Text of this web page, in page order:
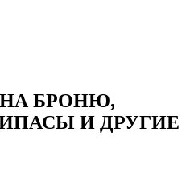
НА БРОНЮ,
И ДРУГИЕ